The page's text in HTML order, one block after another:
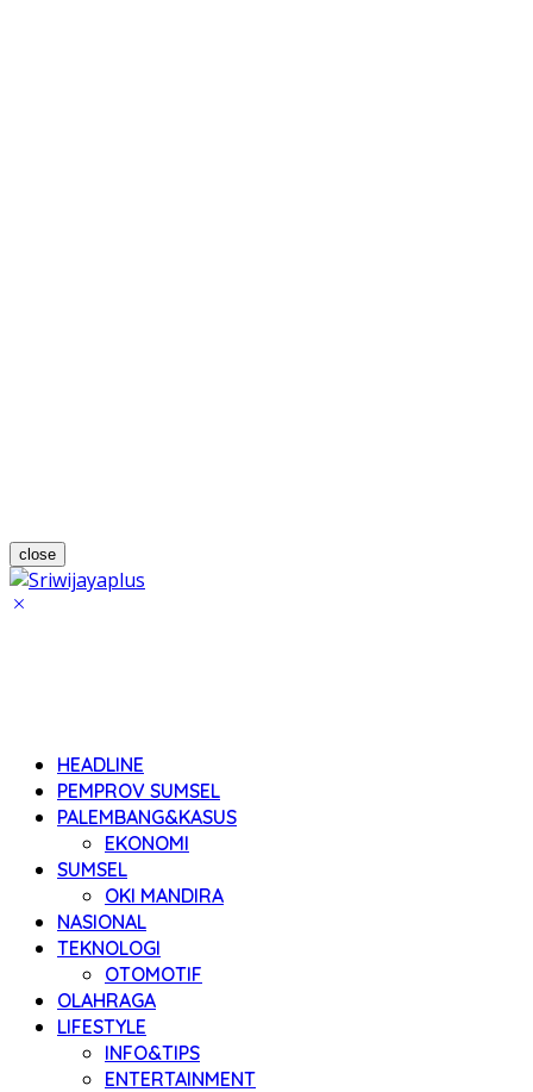
close
HEADLINE
PEMPROV SUMSEL
PALEMBANG&KASUS
EKONOMI
SUMSEL
OKI MANDIRA
NASIONAL
TEKNOLOGI
OTOMOTIF
OLAHRAGA
LIFESTYLE
INFO&TIPS
ENTERTAINMENT